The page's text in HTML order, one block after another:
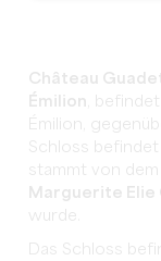
Château
Émilion ,
Émilion,
Schloss befindet
stammt von
Marguerite Elie
wurde.
Das Schloss